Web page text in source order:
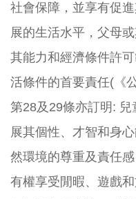
社會保障，並享有促
展的生活水平，父母
其能力和經濟條件許
活條件的首要責任(《
第28及29條亦訂明:
展其個性、才智和身
然環境的尊重及責任
有權享受閒暇、遊戲